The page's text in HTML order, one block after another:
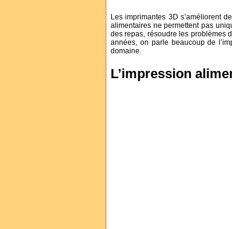
Les imprimantes 3D s’améliorent
alimentaires ne permettent pas
des repas, résoudre les problèmes
années, on parle beaucoup de
domaine.
L’impression